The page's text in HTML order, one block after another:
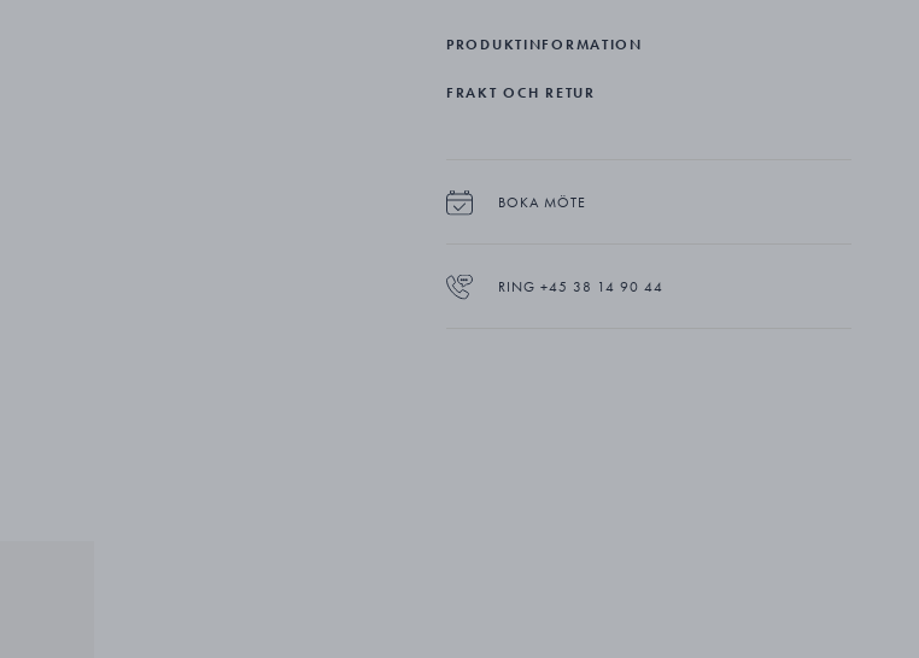
kom tack vare de minimalistiska linjerna. Idag är setet ett
och är lika populär idag som då,
PRODUKTINFORMATION
FRAKT OCH RETUR
BOKA MÖTE
RING +45 38 14 90 44